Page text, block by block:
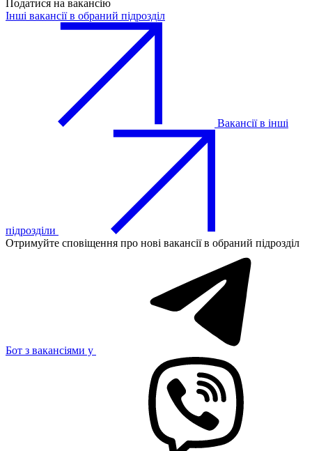
Податися на вакансію
Інші вакансії в обраний підрозділ
Вакансії в інші
підрозділи
Отримуйте сповіщення про нові вакансії в обраний підрозділ
Бот з вакансіями у